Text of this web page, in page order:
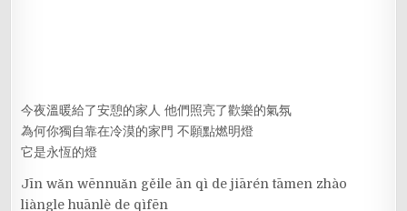
今夜溫暖給了安憩的家人 他們照亮了歡樂的氣氛
為何你獨自靠在冷漠的家門 不願點燃明燈
它是永恆的燈
Jīn wǎn wēnnuǎn gěile ān qì de jiārén tāmen zhào
liàngle huānlè de qìfēn